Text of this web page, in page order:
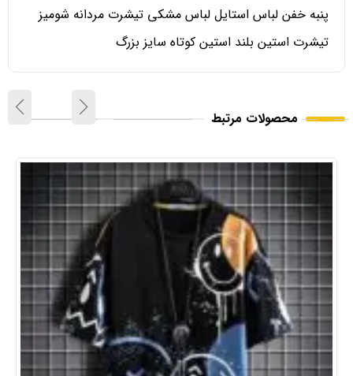
پنبه خفن لباس استایل لباس مشکی تیشرت مردانه شومیز
تیشرت استین بلند استین کوتاه سایز بزرگ
محصولات مرتبط